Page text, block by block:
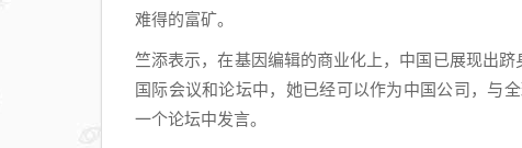
难得的富矿。
竺添表示，在基因编辑的商业化上，中国已展现出
国际会议和论坛中，她已经可以作为中国公司，与
一个论坛中发言。